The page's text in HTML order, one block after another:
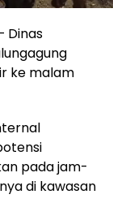
Dinas
ke malam
pada jam-
di kawasan